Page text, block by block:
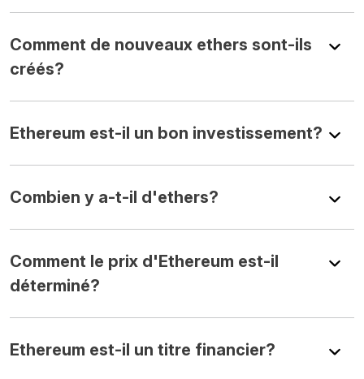
Comment de nouveaux ethers sont-ils
créés?
Ethereum est-il un bon investissement?
Combien y a-t-il d'ethers?
Comment le prix d'Ethereum est-il
déterminé?
Ethereum est-il un titre financier?